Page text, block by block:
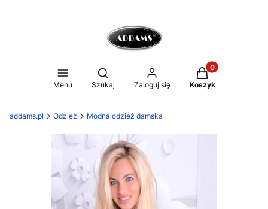
Menu
Otwórz wyszukiwarkę
Szukaj Zaloguj się
Produkty w
Koszyk
addams.pl Odzież Modna odzież damska